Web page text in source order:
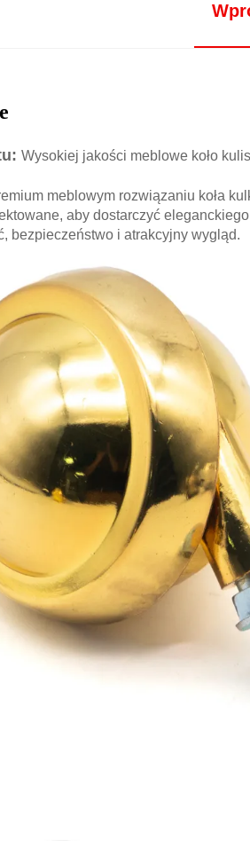
Wysokiej jakości meblowe koło
meblowym rozwiązaniu koła
aby dostarczyć
bezpieczeństwo i atrakcyjny wygląd.